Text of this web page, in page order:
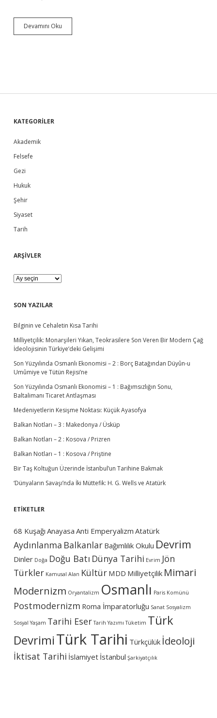
r
Devamını Oku
a
n
S
i
d
e
b
r
KATEGORİLER
Akademik
Felsefe
Gezi
Hukuk
Şehir
Siyaset
Tarih
ARŞİVLER
A
R
İ
E
R
SON YAZILAR
Bilginin ve Cehaletin Kısa Tarihi
Milliyetçilik: Monarşileri Yıkan, Teokrasilere Son Veren Bir Modern Çağ
İdeolojisinin Türkiye’deki Gelişimi
Son Yüzyılında Osmanlı Ekonomisi – 2 : Borç Batağından Düyûn-u
Umûmiye ve Tütün Rejisi’ne
Son Yüzyılında Osmanlı Ekonomisi – 1 : Bağımsızlığın Sonu,
Baltalimanı Ticaret Antlaşması
Medeniyetlerin Kesişme Noktası: Küçük Ayasofya
Balkan Notları – 3 : Makedonya / Üsküp
Balkan Notları – 2 : Kosova / Prizren
Balkan Notları – 1 : Kosova / Priştine
Bir Taş Koltuğun Üzerinde İstanbul’un Tarihine Bakmak
‘Dünyaların Savaşı’nda İki Müttefik: H. G. Wells ve Atatürk
ETİKETLER
68 Kuşağı Anayasa Anti Emperyalizm Atatürk
Aydınlanma Balkanlar Bağımlılık Okulu Devrim
Dinler Doğa Doğu Batı Dünya Tarihi Evrim Jön
Türkler Kamusal Alan Kültür MDD Milliyetçilik Mimari
Modernizm Oryantalizm Osmanlı Paris Komünü
Postmodernizm Roma İmparatorluğu Sanat Sosyalizm
Sosyal Yaşam Tarihi Eser Tarih Yazımı Tüketim Türk
DevrimiTürk Tarihi Türkçülük İdeoloji
İktisat Tarihi İslamiyet İstanbul Şarkiyatçılık